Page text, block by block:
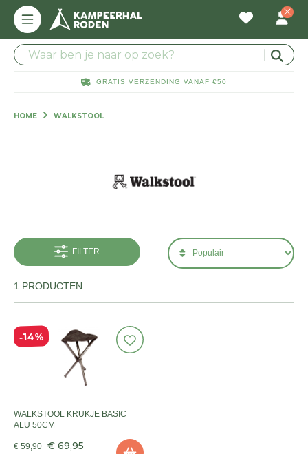
GRATIS VERZENDING VANAF €50
HOME WALKSTOOL
FILTER
1 PRODUCTEN
14%
WALKSTOOL KRUKJE BASIC
ALU 50CM
€ 59,90 € 69,95